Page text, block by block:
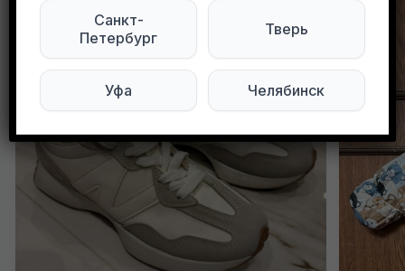
Санкт-
Петербург
Тверь
Уфа Челябинск